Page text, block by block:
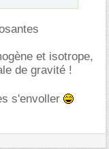
et isotrope,
de gravité !
s'envoller